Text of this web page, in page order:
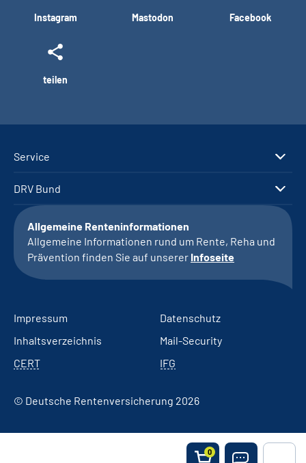
0
Instagram Mastodon Facebook
teilen
Service
DRV Bund
Allgemeine Renteninformationen
Allgemeine Informationen rund um Rente, Reha und
Prävention finden Sie auf unserer Infoseite
Impressum
Datenschutz
Inhaltsverzeichnis
Mail-Security
CERT
IFG
© Deutsche Rentenversicherung 2026